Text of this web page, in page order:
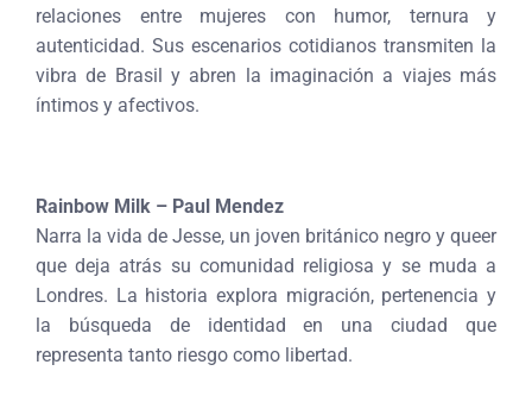
relaciones entre mujeres con humor, ternura y
autenticidad. Sus escenarios cotidianos transmiten la
vibra de Brasil y abren la imaginación a viajes más
íntimos y afectivos.
Rainbow Milk – Paul Mendez
Narra la vida de Jesse, un joven británico negro y queer
que deja atrás su comunidad religiosa y se muda a
Londres. La historia explora migración, pertenencia y
la búsqueda de identidad en una ciudad que
representa tanto riesgo como libertad.